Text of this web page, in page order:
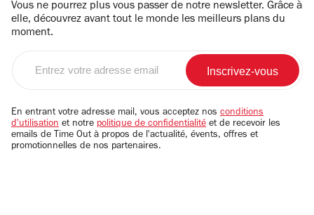
Vous ne pourrez plus vous passer de notre newsletter. Grâce à
elle, découvrez avant tout le monde les meilleurs plans du
moment.
email
En entrant votre adresse mail, vous acceptez nos conditions
d'utilisation et notre politique de confidentialité et de recevoir les
emails de Time Out à propos de l'actualité, évents, offres et
promotionnelles de nos partenaires.